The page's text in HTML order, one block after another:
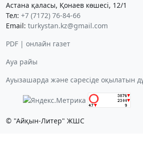
Астана қаласы, Қонаев көшесі, 12/1
Тел: +7 (7172) 76-84-66
Email: turkystan.kz@gmail.com
PDF | онлайн газет
Ауа райы
Ауызашарда және сәресіде оқылатын
© "Айқын-Литер" ЖШС